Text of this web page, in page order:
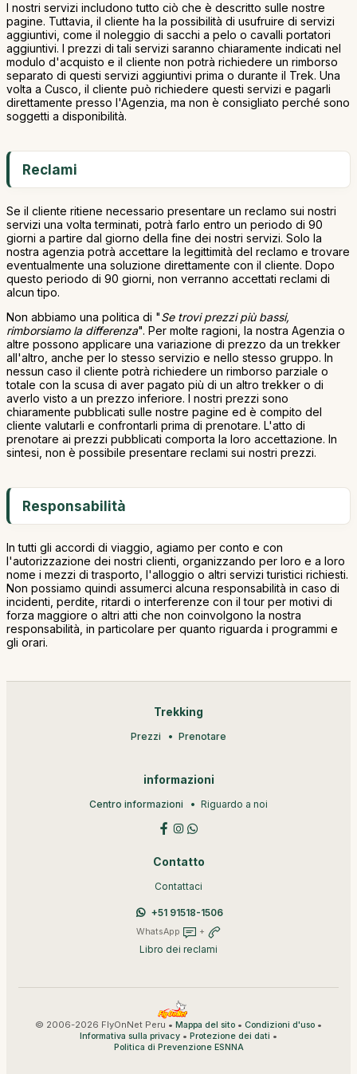
I nostri servizi includono tutto ciò che è descritto sulle nostre
pagine. Tuttavia, il cliente ha la possibilità di usufruire di servizi
aggiuntivi, come il noleggio di sacchi a pelo o cavalli portatori
aggiuntivi. I prezzi di tali servizi saranno chiaramente indicati nel
modulo d'acquisto e il cliente non potrà richiedere un rimborso
separato di questi servizi aggiuntivi prima o durante il Trek. Una
volta a Cusco, il cliente può richiedere questi servizi e pagarli
direttamente presso l'Agenzia, ma non è consigliato perché sono
soggetti a disponibilità.
Reclami
Se il cliente ritiene necessario presentare un reclamo sui nostri
servizi una volta terminati, potrà farlo entro un periodo di 90
giorni a partire dal giorno della fine dei nostri servizi. Solo la
nostra agenzia potrà accettare la legittimità del reclamo e trovare
eventualmente una soluzione direttamente con il cliente. Dopo
questo periodo di 90 giorni, non verranno accettati reclami di
alcun tipo.
Non abbiamo una politica di "Se trovi prezzi più bassi,
rimborsiamo la differenza". Per molte ragioni, la nostra Agenzia o
altre possono applicare una variazione di prezzo da un trekker
all'altro, anche per lo stesso servizio e nello stesso gruppo. In
nessun caso il cliente potrà richiedere un rimborso parziale o
totale con la scusa di aver pagato più di un altro trekker o di
averlo visto a un prezzo inferiore. I nostri prezzi sono
chiaramente pubblicati sulle nostre pagine ed è compito del
cliente valutarli e confrontarli prima di prenotare. L'atto di
prenotare ai prezzi pubblicati comporta la loro accettazione. In
sintesi, non è possibile presentare reclami sui nostri prezzi.
Responsabilità
In tutti gli accordi di viaggio, agiamo per conto e con
l'autorizzazione dei nostri clienti, organizzando per loro e a loro
nome i mezzi di trasporto, l'alloggio o altri servizi turistici richiesti.
Non possiamo quindi assumerci alcuna responsabilità in caso di
incidenti, perdite, ritardi o interferenze con il tour per motivi di
forza maggiore o altri atti che non coinvolgono la nostra
responsabilità, in particolare per quanto riguarda i programmi e
gli orari.
Trekking
Prezzi Prenotare
informazioni
Centro informazioni Riguardo a noi
Contatto
Contattaci
+51 91518-1506
WhatsApp +
Libro dei reclami
© 2006-2026 FlyOnNet Peru • Mappa del sito • Condizioni d'uso •
Informativa sulla privacy • Protezione dei dati •
Politica di Prevenzione ESNNA